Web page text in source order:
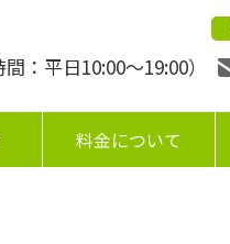
間：平日10:00〜19:00）
料金について